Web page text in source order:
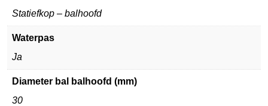
Statiefkop – balhoofd
Waterpas
Ja
Diameter bal balhoofd (mm)
30